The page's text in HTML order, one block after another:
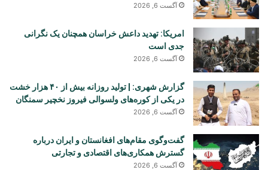
آگست 6, 2026
امریکا: تهدید داعش خراسان همچنان یک نگرانی
جدی است
آگست 6, 2026
گزارش شهری: | تولید روزانه بیش از ۴۰ هزار خشت
در یکی از کوره‌های ولسوالی فیروز نخچیر سمنگان
آگست 6, 2026
گفت‌وگوی مقام‌های افغانستان و ایران درباره
گسترش همکاری‌های اقتصادی و تجارتی
آگست 6, 2026